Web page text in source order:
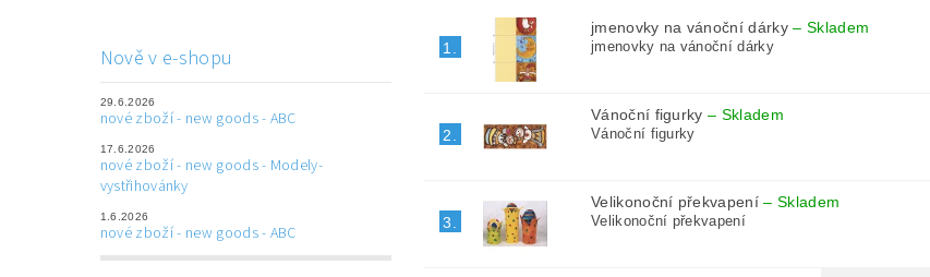
Nově v e-shopu
29.6.2026
nové zboží - new goods - ABC
17.6.2026
nové zboží - new goods - Modely-
vystřihovánky
1.6.2026
nové zboží - new goods - ABC
1.
jmenovky na vánoční dárky– Skladem
jmenovky na vánoční dárky
2.
Vánoční figurky– Skladem
Vánoční figurky
3.
Velikonoční překvapení– Skladem
Velikonoční překvapení